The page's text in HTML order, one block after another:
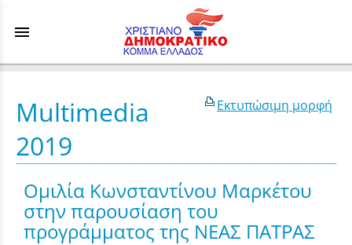
menu
Εκτυπώσιμη μορφή
Multimedia
2019
Ομιλία Κωνσταντίνου Μαρκέτου
στην παρουσίαση του
προγράμματος της ΝΕΑΣ ΠΑΤΡΑΣ